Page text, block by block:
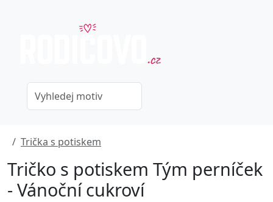
Trička s potiskem
Tričko s potiskem Tým perníček
- Vánoční cukroví